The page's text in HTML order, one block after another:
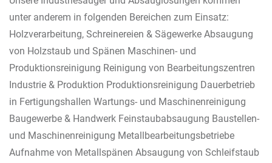
unter anderem in folgenden Bereichen zum Einsatz:
Holzverarbeitung, Schreinereien & Sägewerke Absaugung
von Holzstaub und Spänen Maschinen- und
Produktionsreinigung Reinigung von Bearbeitungszentren
Industrie & Produktion Produktionsreinigung Dauerbetrieb
in Fertigungshallen Wartungs- und Maschinenreinigung
Baugewerbe & Handwerk Feinstaubabsaugung Baustellen-
und Maschinenreinigung Metallbearbeitungsbetriebe
Aufnahme von Metallspänen Absaugung von Schleifstaub